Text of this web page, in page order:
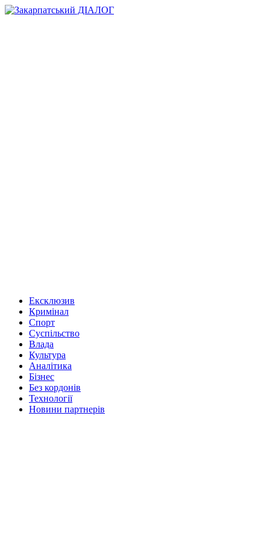
Ексклюзив
Кримінал
Спорт
Суспільство
Влада
Культура
Аналітика
Бізнес
Без кордонів
Технології
Новини партнерів